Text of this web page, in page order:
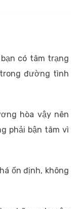
có tâm trạng
đường tình
hòa vậy nên
phải bận tâm vì
ổn định, không